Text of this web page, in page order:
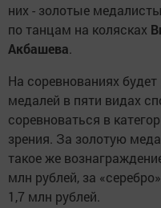
них - золотые
по танцам на колясках
Акбашева.
На соревнованиях
медалей в пяти видах
соревноваться в
зрения. За золотую
такое же
млн рублей, за
1,7 млн рублей.